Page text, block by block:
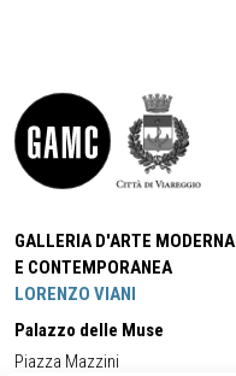
GALLERIA D'ARTE MODERNA
E CONTEMPORANEA
LORENZO VIANI
Palazzo delle Muse
Piazza Mazzini